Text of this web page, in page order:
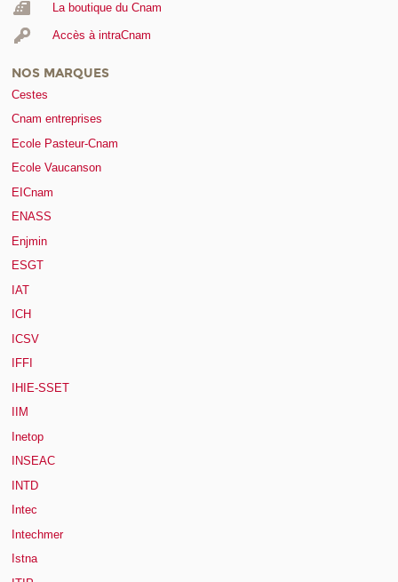
La boutique du Cnam
Accès à intraCnam
NOS MARQUES
Cestes
Cnam entreprises
Ecole Pasteur-Cnam
Ecole Vaucanson
EICnam
ENASS
Enjmin
ESGT
IAT
ICH
ICSV
IFFI
IHIE-SSET
IIM
Inetop
INSEAC
INTD
Intec
Intechmer
Istna